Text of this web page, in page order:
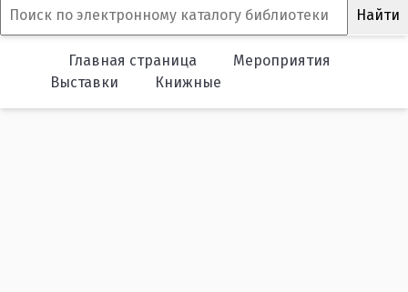
Главная страница
Мероприятия
Выставки
Книжные